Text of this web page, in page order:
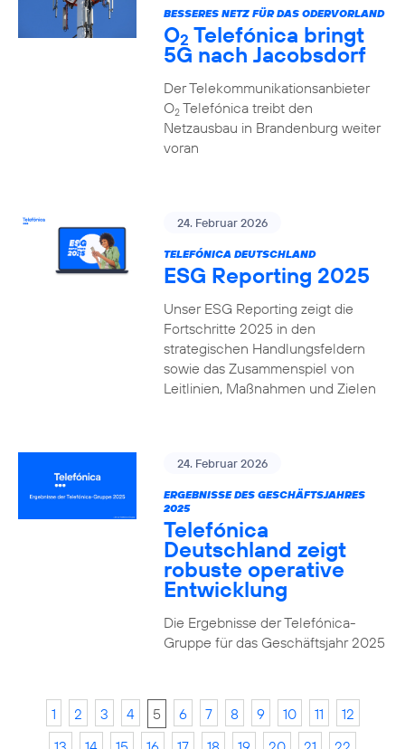
BESSERES NETZ FÜR DAS ODERVORLAND
O2 Telefónica bringt
5G nach Jacobsdorf
Der Telekommunikationsanbieter
O2Telefónica treibt den
Netzausbau in Brandenburg weiter
voran
24. Februar 2026
TELEFÓNICA DEUTSCHLAND
ESG Reporting 2025
Unser ESG Reporting zeigt die
Fortschritte 2025 in den
strategischen Handlungsfeldern
sowie das Zusammenspiel von
Leitlinien, Maßnahmen und Zielen
24. Februar 2026
ERGEBNISSE DES GESCHÄFTSJAHRES
2025
Telefónica
Deutschland zeigt
robuste operative
Entwicklung
Die Ergebnisse der Telefónica-
Gruppe für das Geschäftsjahr 2025
1 2 3 4 5 6 7 8 9 10 11
12